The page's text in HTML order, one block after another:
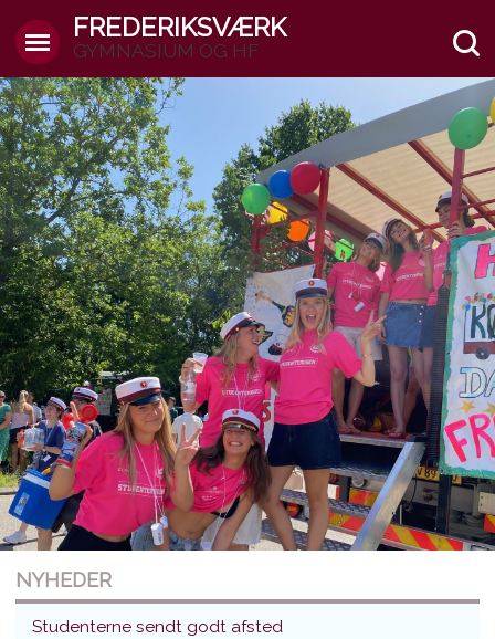
FREDERIKSVÆRK
GYMNASIUM OG HF
NYHEDER
Studenterne sendt godt afsted